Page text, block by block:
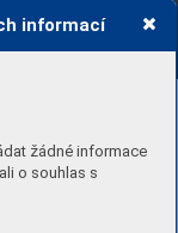
informací
žádné informace
o souhlas s